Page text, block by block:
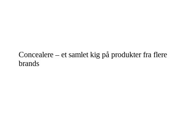
Concealere – et samlet kig på produkter fra flere
brands